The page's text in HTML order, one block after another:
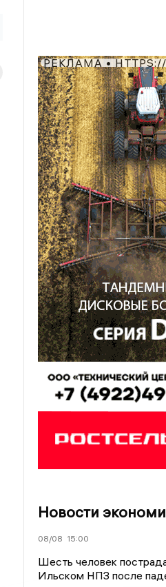
РЕКЛАМА • HTTPS://
Новости
08/08 15:00
Шесть человек
Ильском НПЗ после